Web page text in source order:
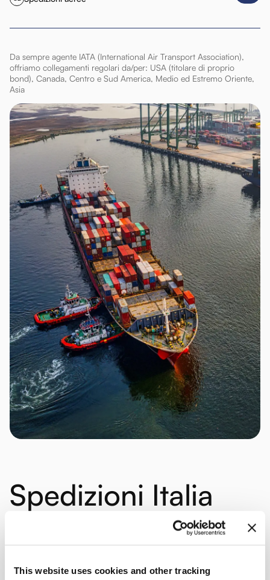
This website uses cookies and other tracking
Da sempre agente IATA (International Air Transport Association),
offriamo collegamenti regolari da/per: USA (titolare di proprio
bond), Canada, Centro e Sud America, Medio ed Estremo Oriente,
Asia
Spedizioni Italia
ivantaggi